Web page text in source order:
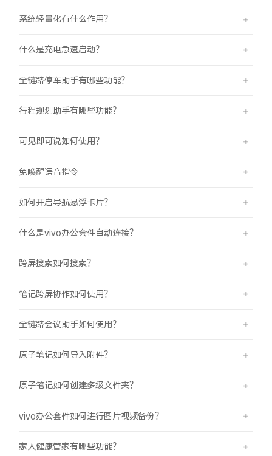
系统轻量化有什么作用？
什么是充电急速启动？
全链路停车助手有哪些功能？
行程规划助手有哪些功能？
可见即可说如何使用？
免唤醒语音指令
如何开启导航悬浮卡片？
什么是vivo办公套件自动连接？
跨屏搜索如何搜索？
笔记跨屏协作如何使用？
全链路会议助手如何使用？
原子笔记如何导入附件？
原子笔记如何创建多级文件夹？
vivo办公套件如何进行图片视频备份？
家人健康管家有哪些功能？